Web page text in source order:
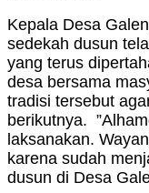
Kepala Desa
sedekah dusun
yang terus
desa bersama
tradisi tersebut
berikutnya.
laksanakan.
karena sudah
dusun di Desa